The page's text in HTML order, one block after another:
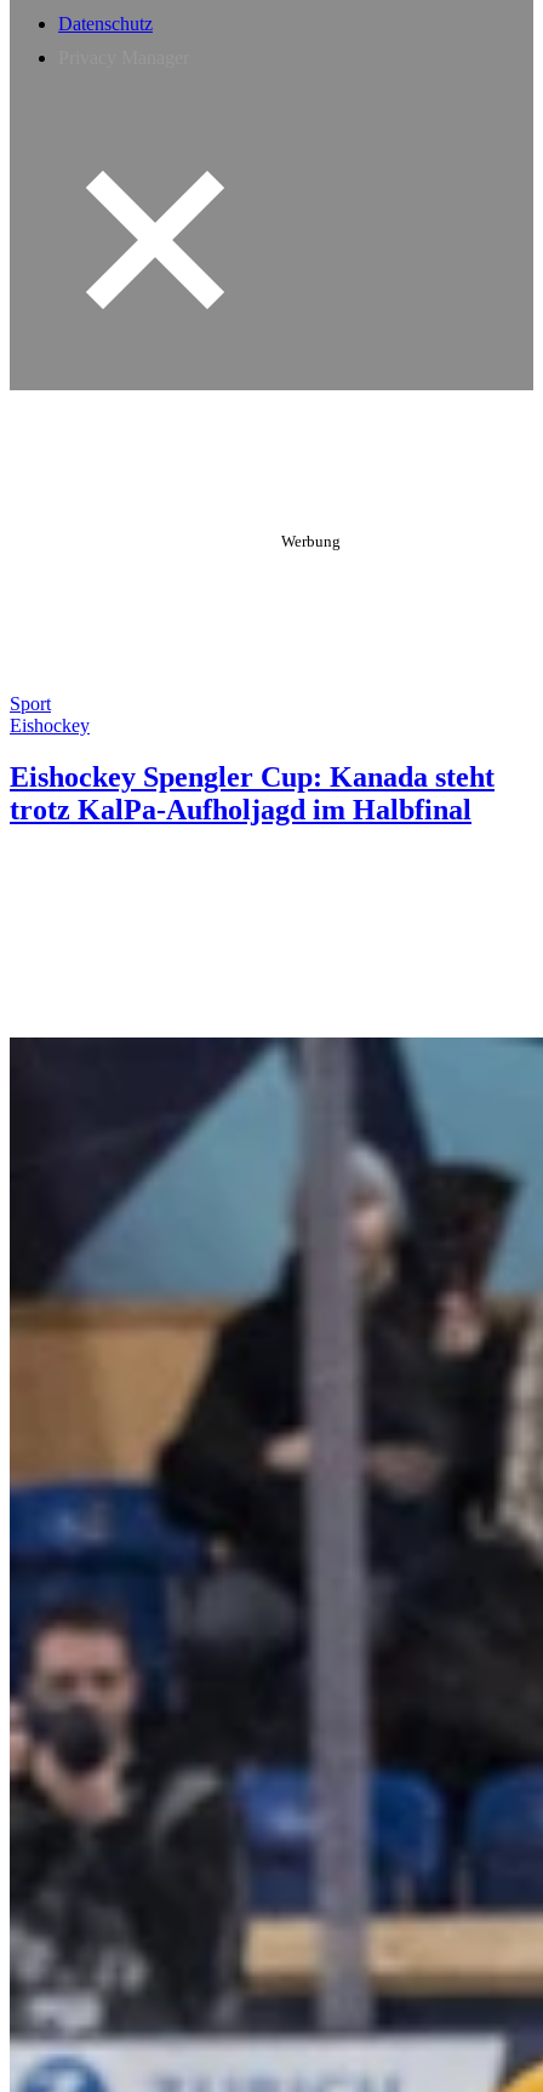
Datenschutz
Sport
Eishockey
Eishockey Spengler Cup: Kanada steht
trotz KalPa-Aufholjagd im Halbfinal